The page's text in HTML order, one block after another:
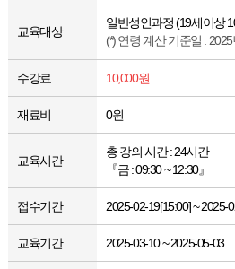
교육대상
일반성인과정 (19세이상
(*) 연령 계산 기준일 :
수강료 10,000원
재료비 0원
교육시간
총 강의 시간 : 24시간
『금 : 09:30 ~ 12:30』
접수기간 2025-02-19[15:00] ~ 2025-
교육기간 2025-03-10 ~ 2025-05-03